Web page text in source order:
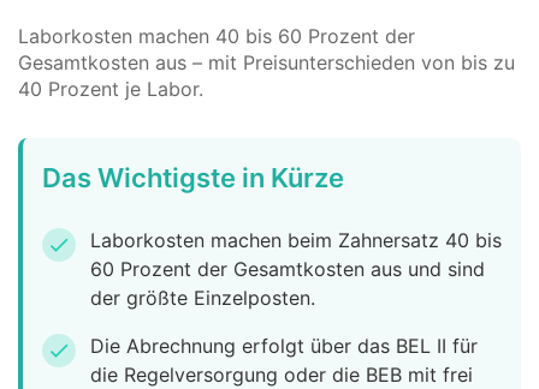
Laborkosten machen 40 bis 60 Prozent der
Gesamtkosten aus – mit Preisunterschieden von bis zu
40 Prozent je Labor.
Das Wichtigste in Kürze
check
Laborkosten machen beim Zahnersatz 40 bis
60 Prozent der Gesamtkosten aus und sind
der größte Einzelposten.
check
Die Abrechnung erfolgt über das BEL II für
die Regelversorgung oder die BEB mit frei